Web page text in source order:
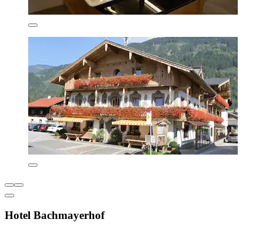
Hotel Bachmayerhof